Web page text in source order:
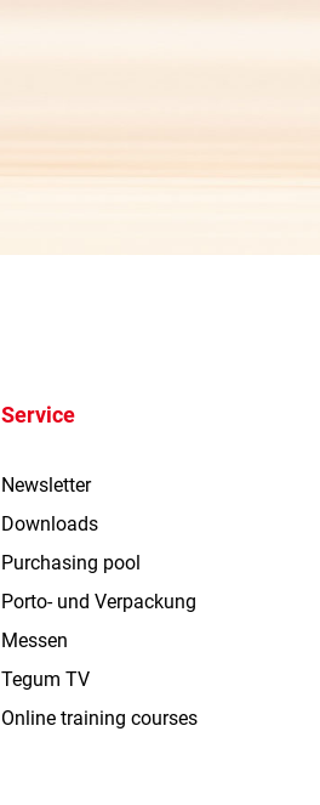
Service
Newsletter
Downloads
Purchasing pool
Porto- und Verpackung
Messen
Tegum TV
Online training courses